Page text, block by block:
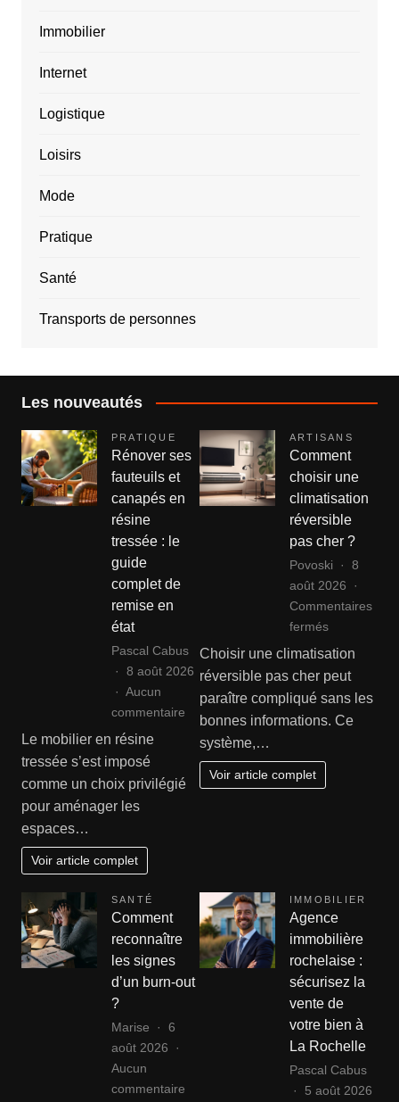
Immobilier
Internet
Logistique
Loisirs
Mode
Pratique
Santé
Transports de personnes
Les nouveautés
PRATIQUE
Rénover ses
fauteuils et
canapés en
résine
tressée : le
guide
complet de
remise en
état
Pascal Cabus
8 août 2026
Aucun
commentairesur
ses
fauteuils
et
guide
complet
de
Le mobilier en résine
tressée s’est imposé
comme un choix privilégié
pour aménager les
espaces…
Voir article complet
ARTISANS
Comment
choisir une
climatisation
réversible
pas cher ?
Povoski
8
août 2026
Commentaires
ferméssur
Comment
climatisation
réversible
Choisir une climatisation
réversible pas cher peut
paraître compliqué sans les
bonnes informations. Ce
système,…
Voir article complet
SANTÉ
Comment
reconnaître
les signes
d’un burn-out
?
Marise
6
août 2026
Aucun
commentairesur
IMMOBILIER
Agence
immobilière
rochelaise :
sécurisez la
vente de
votre bien à
La Rochelle
Pascal Cabus
5 août 2026